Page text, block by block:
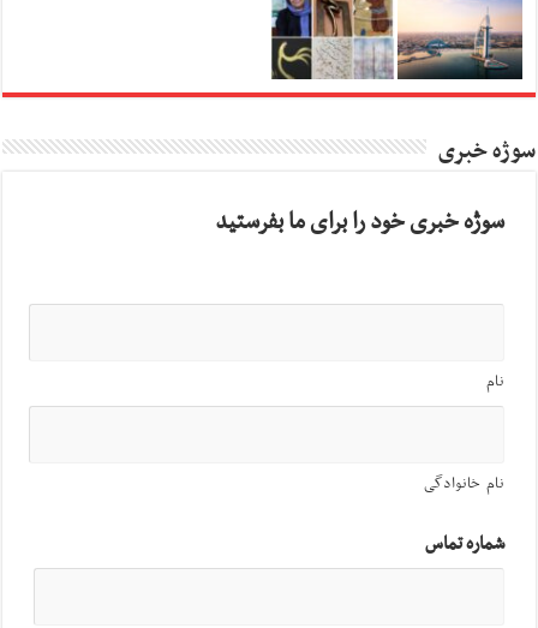
سوژه خبری
سوژه خبری خود را برای ما بفرستید
نام
نام خانوادگی
شماره تماس